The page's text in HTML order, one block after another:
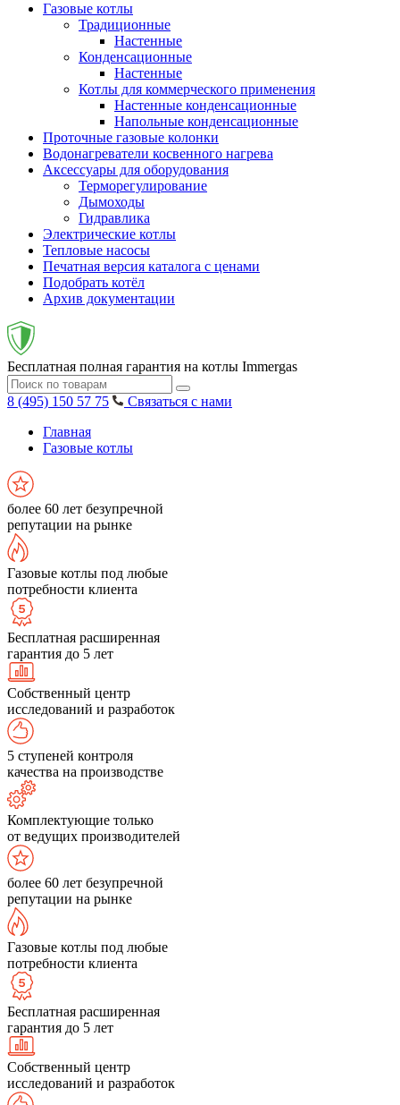
Газовые котлы
Традиционные
Настенные
Конденсационные
Настенные
Котлы для коммерческого применения
Настенные конденсационные
Напольные конденсационные
Проточные газовые колонки
Водонагреватели косвенного нагрева
Аксессуары для оборудования
Терморегулирование
Дымоходы
Гидравлика
Электрические котлы
Тепловые насосы
Печатная версия каталога с ценами
Подобрать котёл
Архив документации
Бесплатная полная гарантия на котлы Immergas
8 (495) 150 57 75
Связаться с нами
Главная
Газовые котлы
более 60 лет безупречной
репутации на рынке
Газовые котлы под любые
потребности клиента
Бесплатная расширенная
гарантия до 5 лет
Собственный центр
исследований и разработок
5 ступеней контроля
качества на производстве
Комплектующие только
от ведущих производителей
более 60 лет безупречной
репутации на рынке
Газовые котлы под любые
потребности клиента
Бесплатная расширенная
гарантия до 5 лет
Собственный центр
исследований и разработок